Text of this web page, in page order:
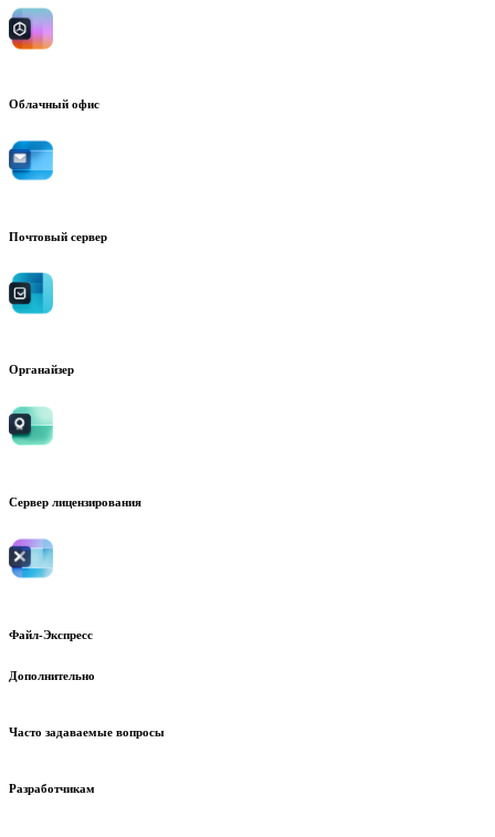
Облачный офис
Почтовый сервер
Органайзер
Сервер лицензирования
Файл-Экспресс
Дополнительно
Часто задаваемые вопросы
Разработчикам